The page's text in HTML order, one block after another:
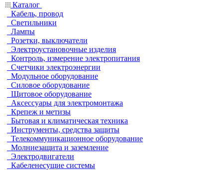
Каталог
Кабель, провод
Светильники
Лампы
Розетки, выключатели
Электроустановочные изделия
Контроль, измерение электропитания
Счетчики электроэнергии
Модульное оборудование
Силовое оборудование
Щитовое оборудование
Аксессуары для электромонтажа
Крепеж и метизы
Бытовая и климатическая техника
Инструменты, средства защиты
Телекоммуникационное оборудование
Молниезащита и заземление
Электродвигатели
Кабеленесущие системы